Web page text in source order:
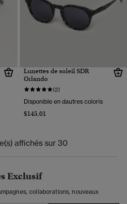
Lunettes de soleil SDR
Orlando
(2)
Disponible en dautres coloris
$145.01
affichés sur 30
Exclusif
collaborations, nouveaux